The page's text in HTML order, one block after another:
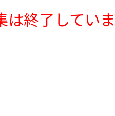
検索条件
は終了してい